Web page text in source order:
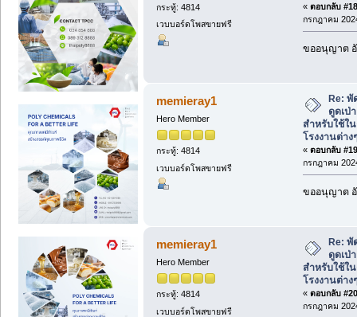
กระทู้: 4814
เวบบอร์ดโพสขายฟรี
« ตอบกลับ
กรกฎาคม
ขออนุญาต
memieray1
Hero Member
กระทู้: 4814
เวบบอร์ดโพสขายฟรี
Re:
ดูดเป่
สำหรับใช้ใ
โรงงานต่าง
« ตอบกลับ
กรกฎาคม
ขออนุญาต
memieray1
Hero Member
กระทู้: 4814
เวบบอร์ดโพสขายฟรี
Re:
ดูดเป่
สำหรับใช้ใ
โรงงานต่าง
« ตอบกลับ
กรกฎาคม